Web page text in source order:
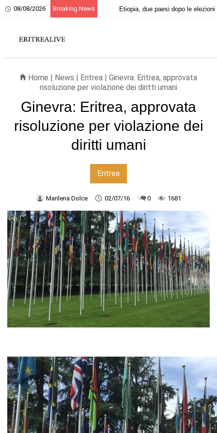
08/08/2026 Breaking News Etiopia, due
ricordo dei martiri eritrei
Home | News | Eritrea | Ginevra: Eritrea, approvata
risoluzione per violazione dei diritti umani
Ginevra: Eritrea, approvata
risoluzione per violazione dei
diritti umani
Eritrea
Marilena Dolce 02/07/16 0 1681